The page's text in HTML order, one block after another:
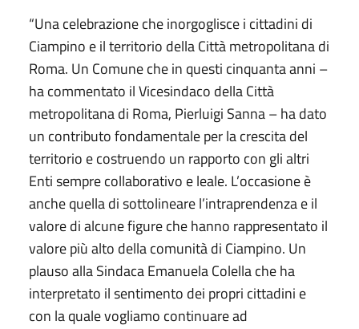
“Una celebrazione che inorgoglisce i cittadini di
Ciampino e il territorio della Città metropolitana di
Roma. Un Comune che in questi cinquanta anni –
ha commentato il Vicesindaco della Città
metropolitana di Roma, Pierluigi Sanna – ha dato
un contributo fondamentale per la crescita del
territorio e costruendo un rapporto con gli altri
Enti sempre collaborativo e leale. L’occasione è
anche quella di sottolineare l’intraprendenza e il
valore di alcune figure che hanno rappresentato il
valore più alto della comunità di Ciampino. Un
plauso alla Sindaca Emanuela Colella che ha
interpretato il sentimento dei propri cittadini e
con la quale vogliamo continuare ad